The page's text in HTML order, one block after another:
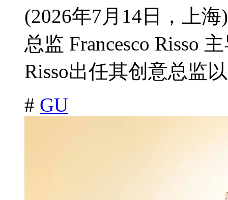
(2026年7月14日，上
总监 Francesco Risso
Risso出任其创意总监
# GU